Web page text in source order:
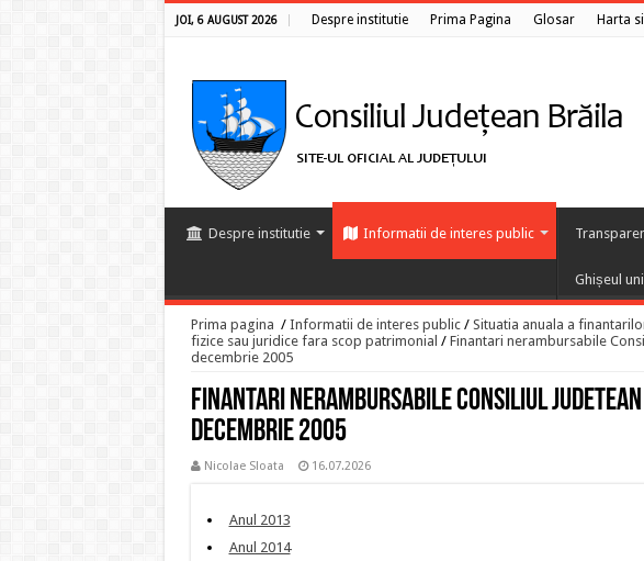
JOI, 6 AUGUST 2026 Despre institutie Prima Pagina Glosar Harta
Despre institutie Informatii de interes public
Ghișeul
Prima pagina / Informatii de interes public / Situatia anuala a
fizice sau juridice fara scop patrimonial / Finantari nerambursabile
decembrie 2005
Finantari nerambursabile Consiliul Judetean
decembrie 2005
Nicolae Sloata 16.07.2026
Anul 2013
Anul 2014